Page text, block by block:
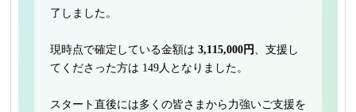
了しました。
現時点で確定している金額は 3,115,000円、支援し
てくださった方は 149人となりました。
スタート直後には多くの皆さまから力強いご支援を